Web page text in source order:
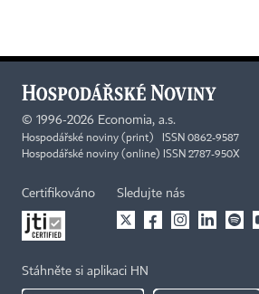
© 1996-2026 Economia, a.s.
Hospodářské noviny (print) ISSN 0862-9587
Hospodářské noviny (online) ISSN 2787-950X
Certifikováno Sledujte nás
Stáhněte si aplikaci HN